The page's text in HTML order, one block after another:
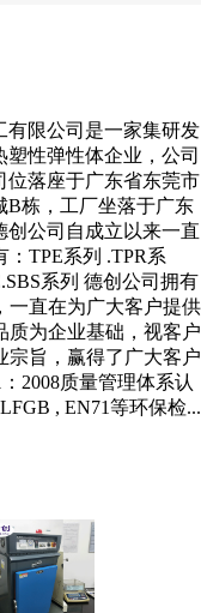
有限公司是一家集研发
性弹性体企业，公司
位落座于广东省东莞市
B栋，工厂坐落于广东
创公司自成立以来一直
TPE系列 .TPR系
系列 德创公司拥有
一直在为广大客户提供
质为企业基础，视客户
宗旨，赢得了广大客户
2008质量管理体系认
, EN71等环保检...